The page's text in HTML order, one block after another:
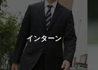
インターン